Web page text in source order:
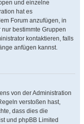
und einzelne
hat es
Forum anzufügen, in
bestimmte Gruppen
kontaktieren, falls
anfügen kannst.
von der Administration
verstoßen hast,
dass dies die
und phpBB Limited